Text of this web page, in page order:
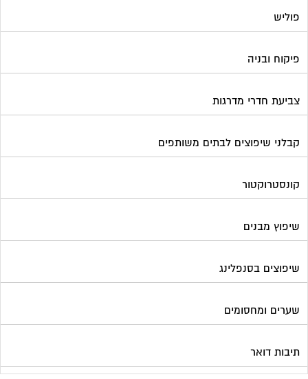
פוליש
פיקוח ובניה
צביעת חדרי מדרגות
קבלני שיפוצים לבתים משותפים
קונסטרוקטור
שיפוץ מבנים
שיפוצים בסנפלינג
שערים ומחסומים
תיבות דואר